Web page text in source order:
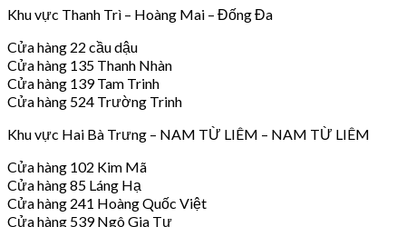
Khu vực Thanh Trì – Hoàng Mai – Đống Đa
Cửa hàng 22 cầu dậu
Cửa hàng 135 Thanh Nhàn
Cửa hàng 139 Tam Trinh
Cửa hàng 524 Trường Trinh
Khu vực Hai Bà Trưng – NAM TỪ LIÊM – NAM TỪ LIÊM
Cửa hàng 102 Kim Mã
Cửa hàng 85 Láng Hạ
Cửa hàng 241 Hoàng Quốc Việt
Cửa hàng 539 Ngô Gia Tự